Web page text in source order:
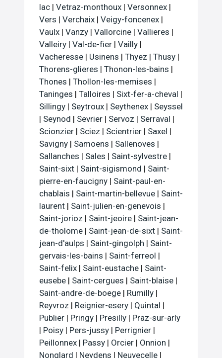
lac | Vetraz-monthoux | Versonnex |
Vers | Verchaix | Veigy-foncenex |
Vaulx | Vanzy | Vallorcine | Vallieres |
Valleiry | Val-de-fier | Vailly |
Vacheresse | Usinens | Thyez | Thusy |
Thorens-glieres | Thonon-les-bains |
Thones | Thollon-les-memises |
Taninges | Talloires | Sixt-fer-a-cheval |
Sillingy | Seytroux | Seythenex | Seyssel
| Seynod | Sevrier | Servoz | Serraval |
Scionzier | Sciez | Scientrier | Saxel |
Savigny | Samoens | Sallenoves |
Sallanches | Sales | Saint-sylvestre |
Saint-sixt | Saint-sigismond | Saint-
pierre-en-faucigny | Saint-paul-en-
chablais | Saint-martin-bellevue | Saint-
laurent | Saint-julien-en-genevois |
Saint-jorioz | Saint-jeoire | Saint-jean-
de-tholome | Saint-jean-de-sixt | Saint-
jean-d'aulps | Saint-gingolph | Saint-
gervais-les-bains | Saint-ferreol |
Saint-felix | Saint-eustache | Saint-
eusebe | Saint-cergues | Saint-blaise |
Saint-andre-de-boege | Rumilly |
Reyvroz | Reignier-esery | Quintal |
Publier | Pringy | Presilly | Praz-sur-arly
| Poisy | Pers-jussy | Perrignier |
Peillonnex | Passy | Orcier | Onnion |
Nonglard | Neydens | Neuvecelle |